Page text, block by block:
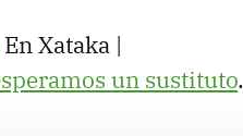
En Xataka |
un sustituto.